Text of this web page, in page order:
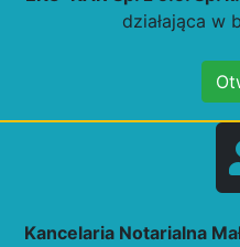
działająca w
Kancelaria Notarialna